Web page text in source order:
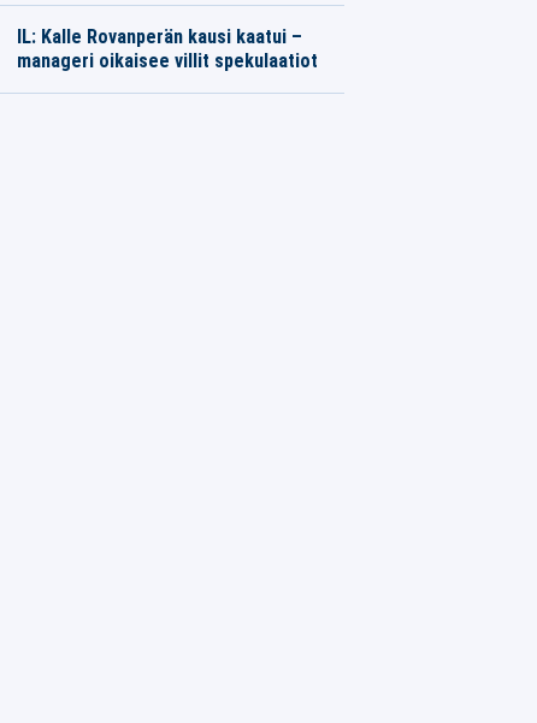
IL: Kalle Rovanperän kausi kaatui –
manageri oikaisee villit spekulaatiot